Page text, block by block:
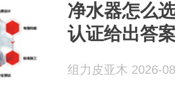
净水器怎么
认证给出答
组力皮亚木 2026-